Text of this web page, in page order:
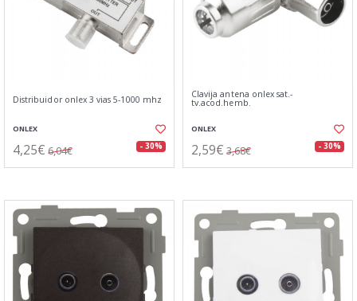
Distribuidor onlex 3 vias 5-1000 mhz
ONLEX
4,25€ 6,04€ - 30%
Clavija antena onlex sat.-
tv.acod.hemb.
ONLEX
2,59€ 3,68€ - 30%